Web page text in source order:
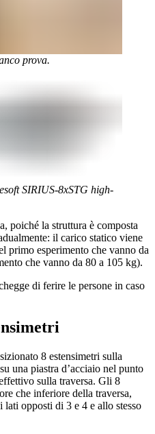
prova.
SIRIUS-8xSTG high-
poiché la struttura è composta
il carico statico viene
primo esperimento che vanno da
che vanno da 80 a 105 kg).
di ferire le persone in caso
8 estensimetri sulla
una piastra d’acciaio nel punto
sulla traversa. Gli 8
che inferiore della traversa,
lati opposti di 3 e 4 e allo stesso